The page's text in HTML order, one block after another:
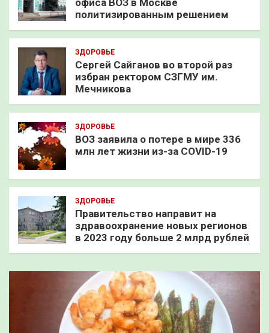
офиса ВОЗ в Москве
политизированным решением
ЗДОРОВЬЕ
Сергей Сайганов во второй раз
избран ректором СЗГМУ им.
Мечникова
ЗДОРОВЬЕ
ВОЗ заявила о потере в мире 336
млн лет жизни из-за COVID-19
ЗДОРОВЬЕ
Правительство направит на
здравоохранение новых регионов
в 2023 году больше 2 млрд рублей